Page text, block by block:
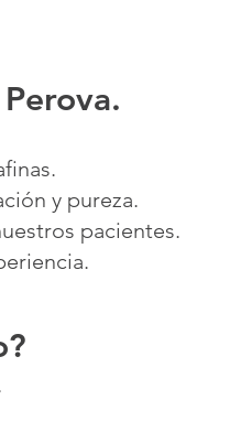
y pureza.
pacientes.